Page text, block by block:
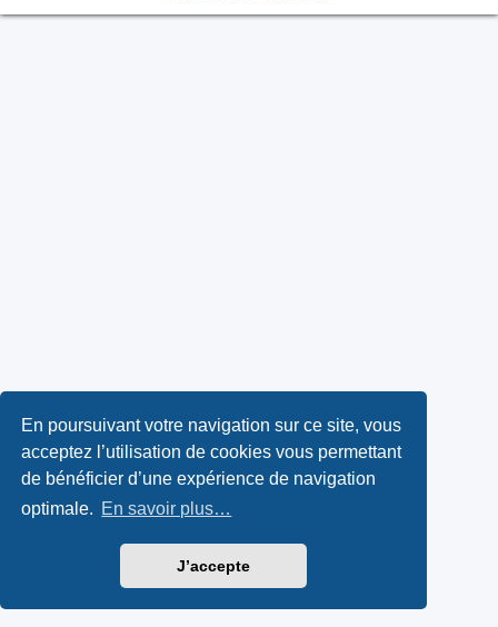
En poursuivant votre navigation sur ce site, vous
acceptez l’utilisation de cookies vous permettant
de bénéficier d’une expérience de navigation
optimale. En savoir plus…
J’accepte